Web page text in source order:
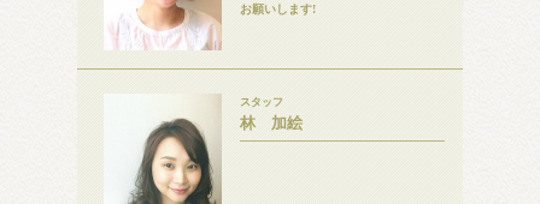
お願いします!
スタッフ
林 加絵